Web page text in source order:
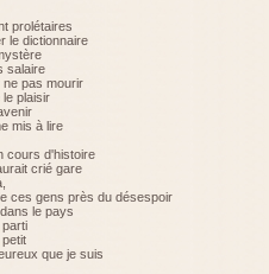
prolétaires
le dictionnaire
salaire
ne pas mourir
le plaisir
mis à lire
cours d'histoire
crié gare
ces gens près du désespoir
le pays
que je suis